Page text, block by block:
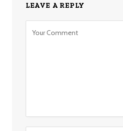
LEAVE A REPLY